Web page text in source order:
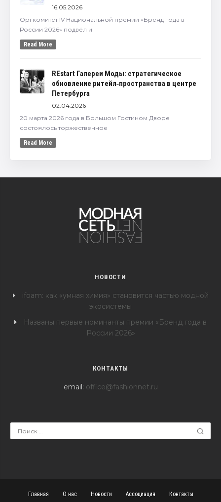
16.05.2026
Оргкомитет IV Национальной премии «Бренд года в
России 2026» подвёл и
Read More
REstart Галереи Моды: стратегическое
обновление ритейл‑пространства в центре
Петербурга
02.04.2026
20 марта 2026 года в Большом Гостином Дворе
состоялось торжественное
Read More
НОВОСТИ
ifoam: как «умная химия» становится частью модной
экосистемы
Названы первые номинанты премии «Бренд года в
России 2026»
КОНТАКТЫ
email: office@fashionnet.ru
Главная О нас Новости Ассоциация Контакты